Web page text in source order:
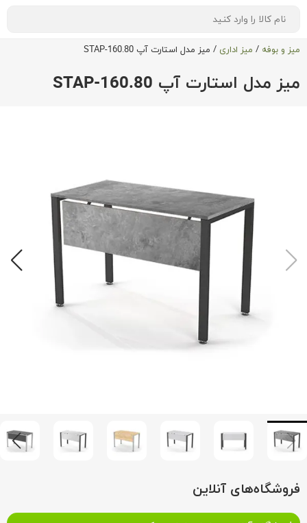
میز و بوفه / میز اداری / میز مدل استارت آپ STAP-160.80
میز مدل استارت آپ STAP-160.80
فروشگاه‌های آنلاین